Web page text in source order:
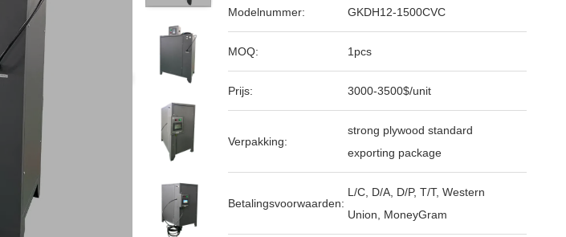
Modelnummer: GKDH12-1500CVC
MOQ: 1pcs
Prijs: 3000-3500$/unit
Verpakking:
strong plywood standard
exporting package
Betalingsvoorwaarden:
L/C, D/A, D/P, T/T, Western
Union, MoneyGram